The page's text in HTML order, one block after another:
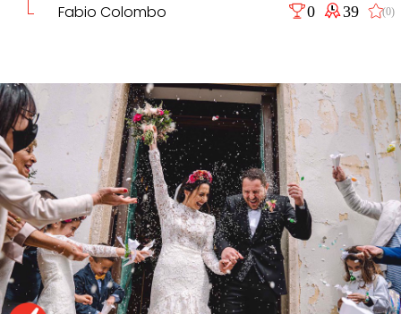
Fabio Colombo 0 39 (0)